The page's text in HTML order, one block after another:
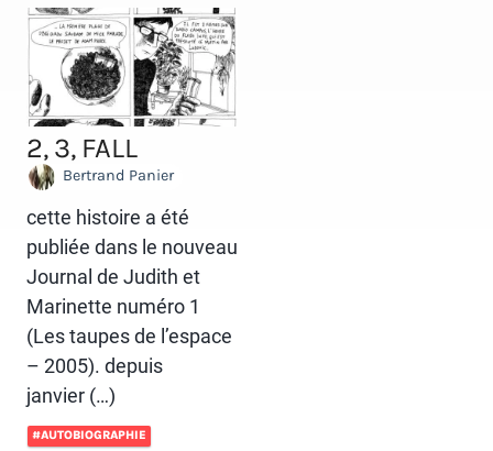
2, 3, FALL
Bertrand Panier
cette histoire a été
publiée dans le nouveau
Journal de Judith et
Marinette numéro 1
(Les taupes de l’espace
– 2005). depuis
janvier (…)
#AUTOBIOGRAPHIE